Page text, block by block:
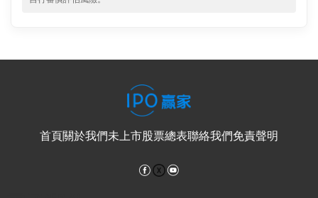
首頁關於我們未上市股票總表聯絡我們免責聲明
Facebook